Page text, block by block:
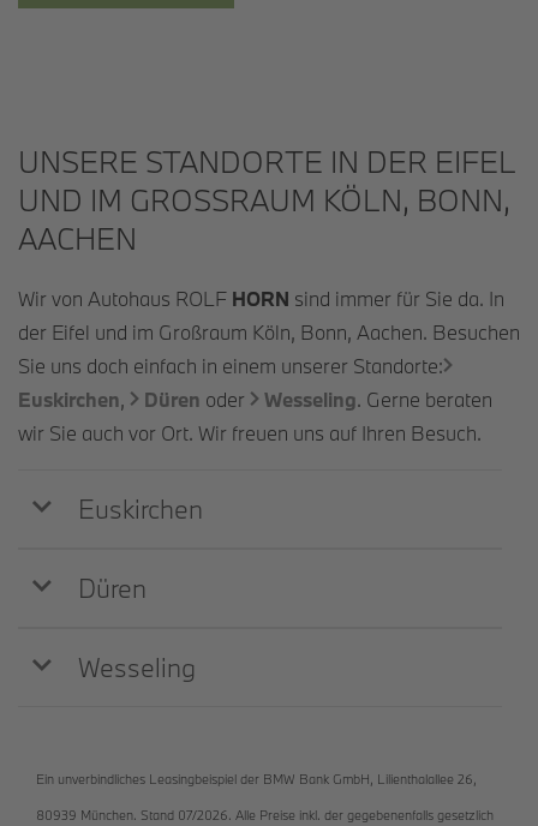
UNSERE STANDORTE IN DER EIFEL
UND IM GROSSRAUM KÖLN, BONN, A
ACHEN
Wir von Autohaus ROLF HORN sind immer für Sie da. In
der Eifel und im Großraum Köln, Bonn, Aachen. Besuchen
Sie uns doch einfach in einem unserer Standorte:
Euskirchen, Düren oder Wesseling. Gerne beraten
wir Sie auch vor Ort. Wir freuen uns auf Ihren Besuch.
Euskirchen
Düren
Wesseling
Ein unverbindliches Leasingbeispiel der BMW Bank GmbH, Lilienthalallee 26,
80939 München. Stand 07/2026. Alle Preise inkl. der gegebenenfalls gesetzlich